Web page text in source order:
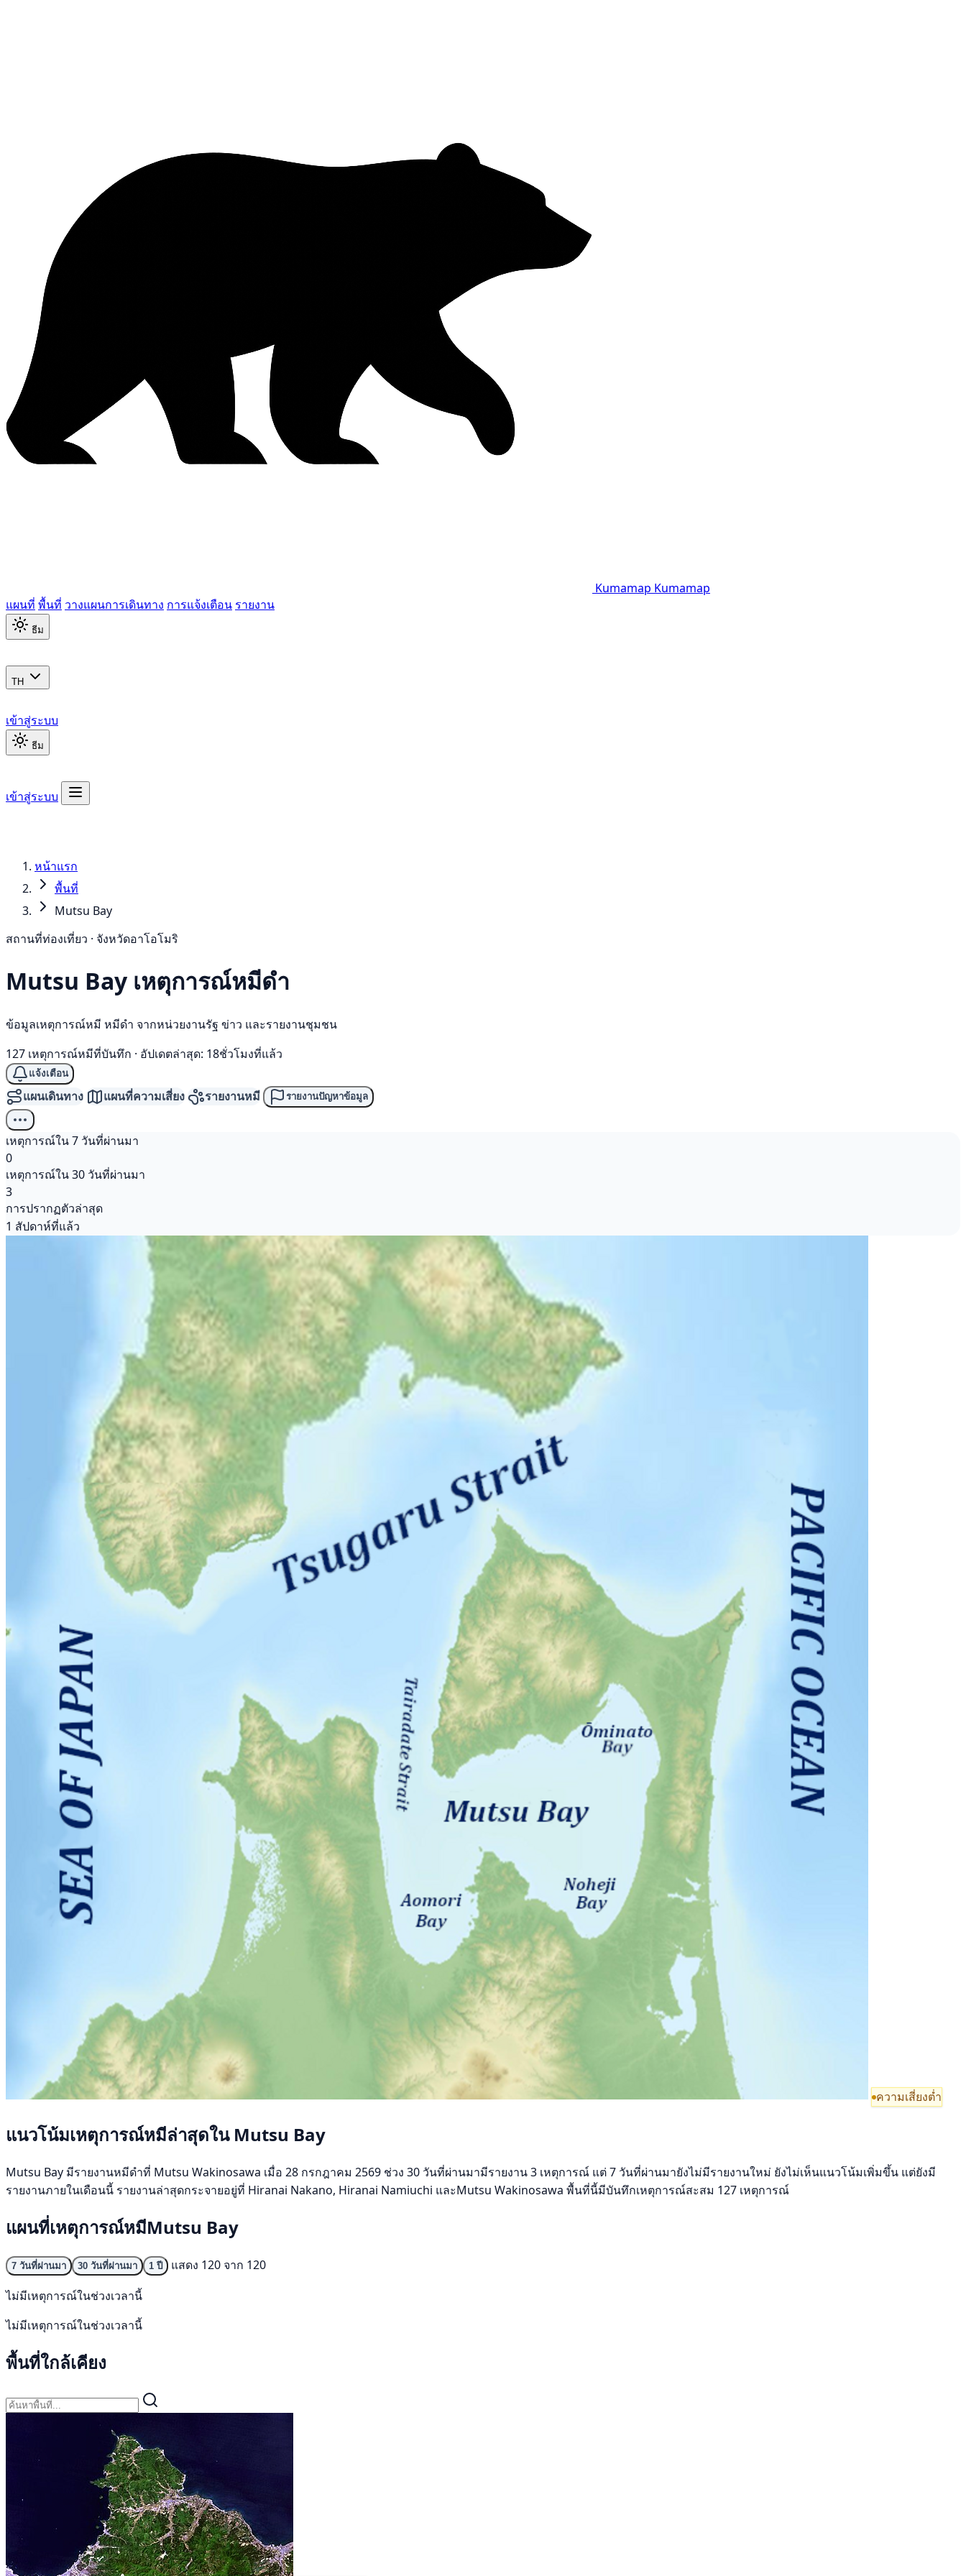
Kumamap Kumamap
แผนที่ พื้นที่ วางแผนการเดินทาง การแจ้งเตือน รายงาน
ธีม
TH
เข้าสู่ระบบ
ธีม
เข้าสู่ระบบ
หน้าแรก
พื้นที่
Mutsu Bay
สถานที่ท่องเที่ยว · จังหวัดอาโอโมริ
Mutsu Bay เหตุการณ์หมีดำ
ข้อมูลเหตุการณ์หมี หมีดำ จากหน่วยงานรัฐ ข่าว และรายงานชุมชน
127 เหตุการณ์หมีที่บันทึก · อัปเดตล่าสุด: 18ชั่วโมงที่แล้ว
แจ้งเตือน
แผนเดินทาง แผนที่ความเสี่ยง รายงานหมี รายงานปัญหาข้อมูล
เหตุการณ์ใน 7 วันที่ผ่านมา
0
เหตุการณ์ใน 30 วันที่ผ่านมา
3
การปรากฏตัวล่าสุด
1 สัปดาห์ที่แล้ว
ความเสี่ยงต่ำ
แนวโน้มเหตุการณ์หมีล่าสุดใน Mutsu Bay
Mutsu Bay มีรายงานหมีดำที่ Mutsu Wakinosawa เมื่อ 28 กรกฎาคม 2569 ช่วง 30 วันที่ผ่านมามีรายงาน 3 เหตุการณ์ แต่ 7 วันที่ผ่านมายังไม่มีรายงานใหม่ ยังไม่เห็นแนวโน้มเพิ่มขึ้น แต่ยังมี
รายงานภายในเดือนนี้ รายงานล่าสุดกระจายอยู่ที่ Hiranai Nakano, Hiranai Namiuchi และMutsu Wakinosawa พื้นที่นี้มีบันทึกเหตุการณ์สะสม 127 เหตุการณ์
แผนที่เหตุการณ์หมีMutsu Bay
7 วันที่ผ่านมา 30 วันที่ผ่านมา 1 ปี
แสดง 120 จาก 120
ไม่มีเหตุการณ์ในช่วงเวลานี้
ไม่มีเหตุการณ์ในช่วงเวลานี้
พื้นที่ใกล้เคียง